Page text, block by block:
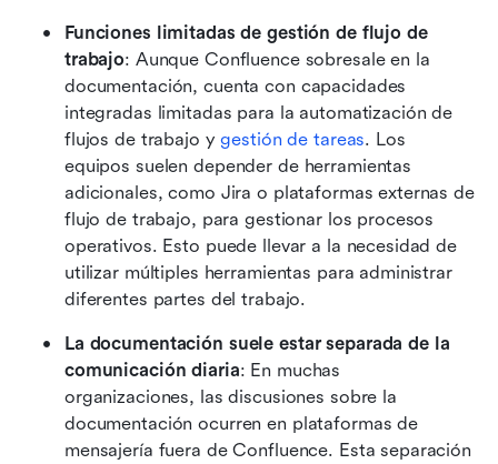
Funciones limitadas de gestión de flujo de
trabajo: Aunque Confluence sobresale en la
documentación, cuenta con capacidades
integradas limitadas para la automatización de
flujos de trabajo y gestión de tareas. Los
equipos suelen depender de herramientas
adicionales, como Jira o plataformas externas de
flujo de trabajo, para gestionar los procesos
operativos. Esto puede llevar a la necesidad de
utilizar múltiples herramientas para administrar
diferentes partes del trabajo.
La documentación suele estar separada de la
comunicación diaria: En muchas
organizaciones, las discusiones sobre la
documentación ocurren en plataformas de
mensajería fuera de Confluence. Esta separación